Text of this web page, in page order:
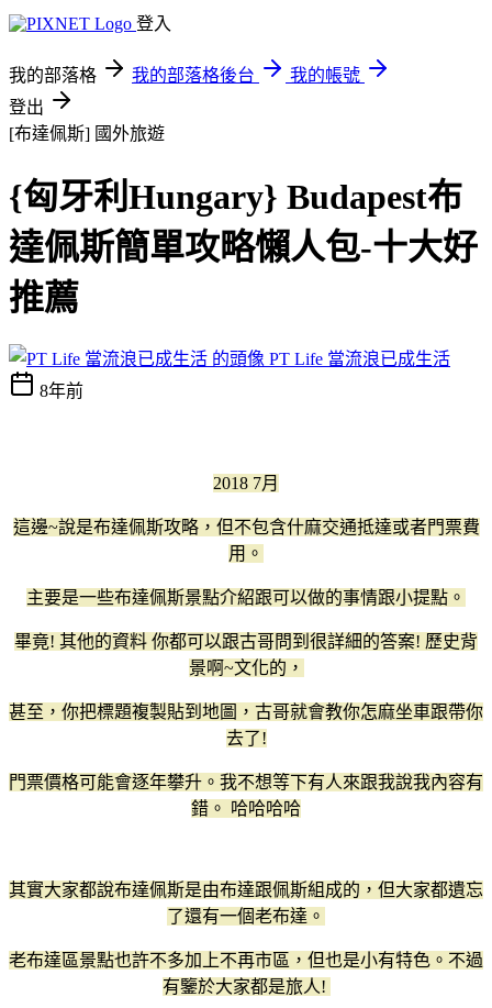
登入
我的部落格 我的部落格後台
我的帳號
登出
[布達佩斯] 國外旅遊
{匈牙利Hungary} Budapest布
達佩斯簡單攻略懶人包-十大好
推薦
PT Life 當流浪已成生活
8年前
2018 7月
這邊~說是布達佩斯攻略，但不包含什麻交通抵達或者門票費
用。
主要是一些布達佩斯景點介紹跟可以做的事情跟小提點。
畢竟! 其他的資料 你都可以跟古哥問到很詳細的答案! 歷史背
景啊~文化的，
甚至，你把標題複製貼到地圖，古哥就會教你怎麻坐車跟帶你
去了!
門票價格可能會逐年攀升。我不想等下有人來跟我說我內容有
錯。 哈哈哈哈
其實大家都說布達佩斯是由布達跟佩斯組成的，但大家都遺忘
了還有一個老布達。
老布達區景點也許不多加上不再市區，但也是小有特色。不過
有鑒於大家都是旅人!